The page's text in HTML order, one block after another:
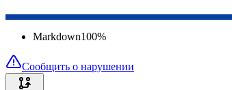
Markdown100%
Сообщить о нарушении